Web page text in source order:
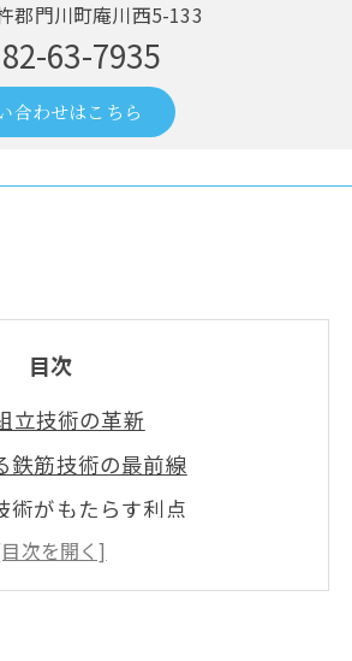
郡門川町庵川西5-133
63-7935
合わせはこちら
目次
立技術の革新
鉄筋技術の最前線
術がもたらす利点
鉄筋組立の進化
する鉄筋工法